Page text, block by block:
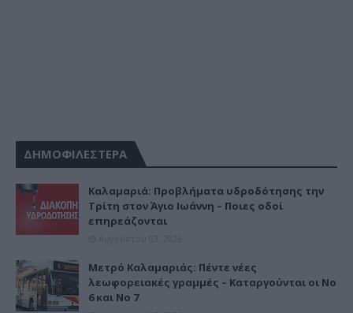
ΔΗΜΟΦΙΛΕΣΤΕΡΑ
Καλαμαριά: Προβλήματα υδροδότησης την
Τρίτη στον Άγιο Ιωάννη – Ποιες οδοί
επηρεάζονται
Μετρό Καλαμαριάς: Πέντε νέες
λεωφορειακές γραμμές – Καταργούνται οι Νο
6 και Νο 7